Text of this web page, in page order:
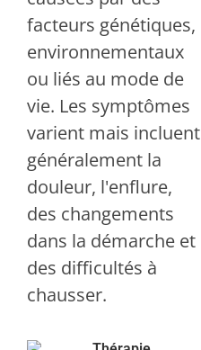
facteurs génétiques,
environnementaux
ou liés au mode de
vie. Les symptômes
varient mais incluent
généralement la
douleur, l'enflure,
des changements
dans la démarche et
des difficultés à
chausser.